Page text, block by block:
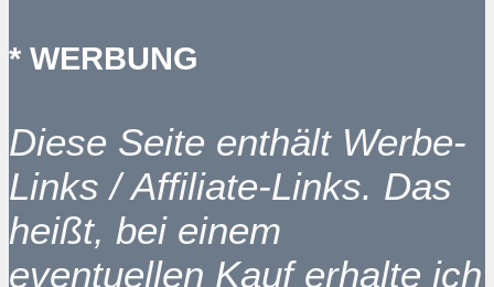
* WERBUNG
Diese Seite enthält Werbe-
Links / Affiliate-Links. Das
heißt, bei einem
eventuellen Kauf erhalte ich